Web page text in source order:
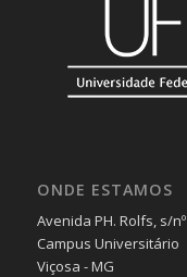
ONDE ESTAMOS
Avenida PH. Rolfs, s/nº
Campus Universitário
Viçosa - MG